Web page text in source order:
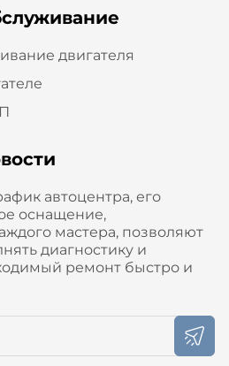
двигателя
автоцентра, его
оснащение,
мастера, позволяют
диагностику и
ремонт быстро и